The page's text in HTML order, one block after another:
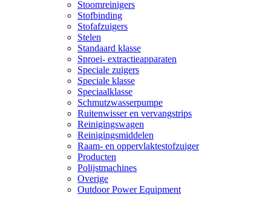
Stoomreinigers
Stofbinding
Stofafzuigers
Stelen
Standaard klasse
Sproei- extractieapparaten
Speciale zuigers
Speciale klasse
Speciaalklasse
Schmutzwasserpumpe
Ruitenwisser en vervangstrips
Reinigingswagen
Reinigingsmiddelen
Raam- en oppervlaktestofzuiger
Producten
Polijstmachines
Overige
Outdoor Power Equipment